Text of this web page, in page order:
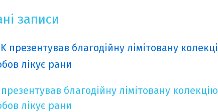
записи
презентував благодійну лімітовану колекцію
лікує рани